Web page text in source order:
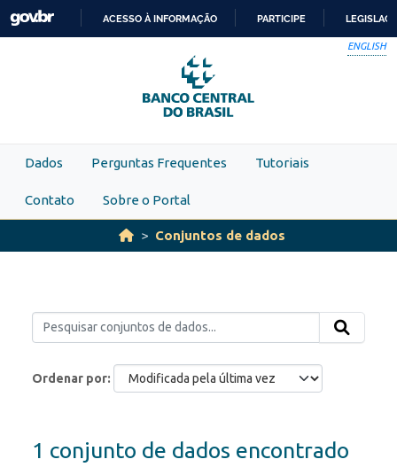
Skip to main content
PARA
O
CONTEÚDO
ACESSO À INFORMAÇÃO PARTICIPE
ENGLISH
Dados Perguntas Frequentes Tutoriais
Contato Sobre o Portal
Conjuntos de dados
Ordenar por
1 conjunto de dados encontrado